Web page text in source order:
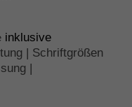
inklusive
| Schriftgrößen
|